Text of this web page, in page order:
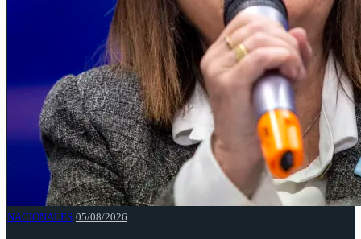
NACIONALES 05/08/2026